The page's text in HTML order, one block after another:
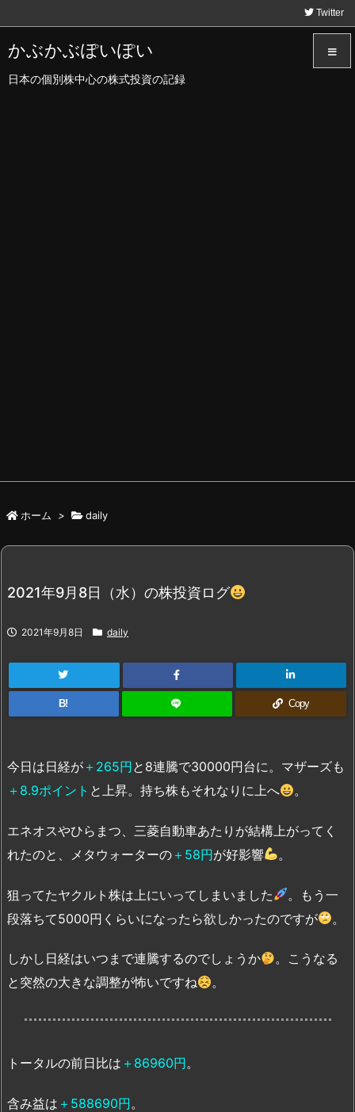
かぶかぶぽいぽい
日本の個別株中心の株式投資の記録
Twitter
ホーム > daily
2021年9月8日（水）の株投資ログ
2021年9月8日 daily
B! Copy
今日は日経が ＋265円 と8連騰で30000円台に。マザーズも
＋8.9ポイント と上昇。持ち株もそれなりに上へ 。
エネオスやひらまつ、三菱自動車あたりが結構上がってく
れたのと、メタウォーターの ＋58円が好影響 。
狙ってたヤクルト株は上にいってしまいました
。もう一
段落ちて5000円くらいになったら欲しかったのですが
。
しかし日経はいつまで連騰するのでしょうか
。こうなる
と突然の大きな調整が怖いですね
。
トータルの前日比は ＋86960円。
含み益は ＋588690円。